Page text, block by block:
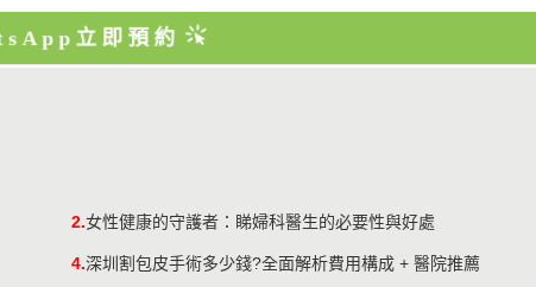
立即預約
2.女性健康的守護者：睇婦科醫生的必要性與好處
4.深圳割包皮手術多少錢?全面解析費用構成 + 醫院推薦